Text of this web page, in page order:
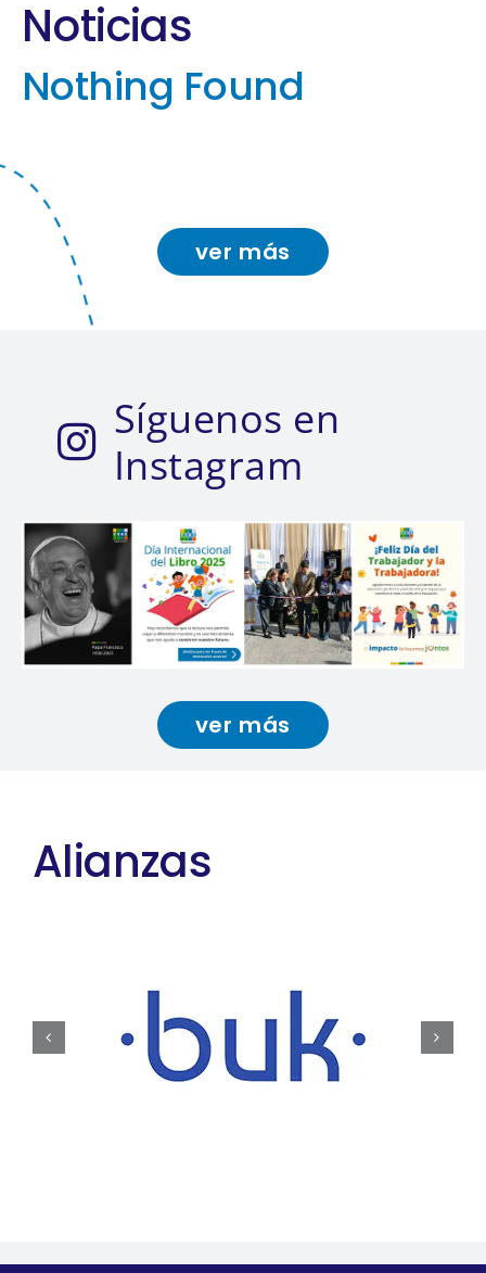
Noticias
Nothing Found
ver más
Síguenos en
Instagram
ver más
Alianzas